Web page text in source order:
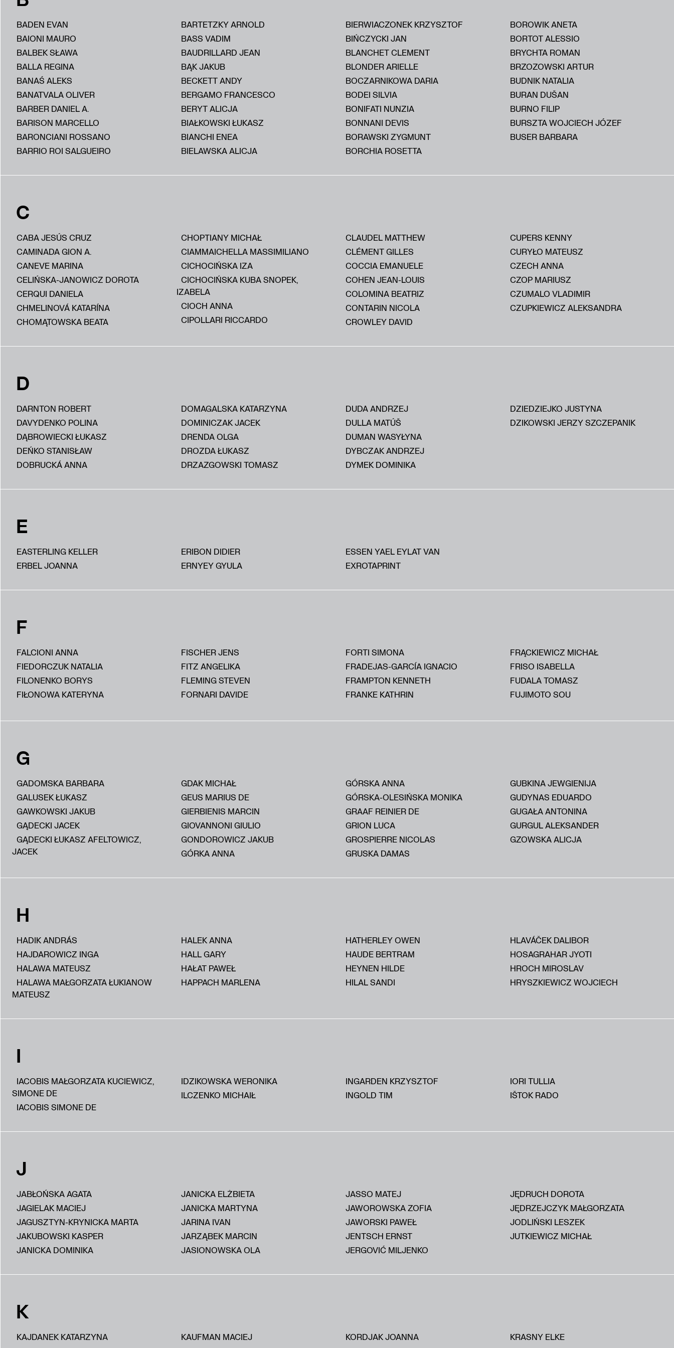
BADEN EVAN
BAIONI MAURO
BALBEK SŁAWA
BALLA REGINA
BANAŚ ALEKS
BANATVALA OLIVER
BARBER DANIEL A.
BARISON MARCELLO
BARONCIANI ROSSANO
BARRIO ROI SALGUEIRO
BARTETZKY ARNOLD
BASS VADIM
BAUDRILLARD JEAN
BĄK JAKUB
BECKETT ANDY
BERGAMO FRANCESCO
BERYT ALICJA
BIAŁKOWSKI ŁUKASZ
BIANCHI ENEA
BIELAWSKA ALICJA
BIERWIACZONEK KRZYSZTOF
BIŃCZYCKI JAN
BLANCHET CLEMENT
BLONDER ARIELLE
BOCZARNIKOWA DARIA
BODEI SILVIA
BONIFATI NUNZIA
BONNANI DEVIS
BORAWSKI ZYGMUNT
BORCHIA ROSETTA
BOROWIK ANETA
BORTOT ALESSIO
BRYCHTA ROMAN
BRZOZOWSKI ARTUR
BUDNIK NATALIA
BURAN DUŠAN
BURNO FILIP
BURSZTA WOJCIECH JÓZEF
BUSER BARBARA
C
CABA JESÚS CRUZ
CAMINADA GION A.
CANEVE MARINA
CELIŃSKA-JANOWICZ DOROTA
CERQUI DANIELA
CHMELINOVÁ KATARÍNA
CHOMĄTOWSKA BEATA
CHOPTIANY MICHAŁ
CIAMMAICHELLA MASSIMILIANO
CICHOCIŃSKA IZA
CICHOCIŃSKA KUBA SNOPEK,
IZABELA
CIOCH ANNA
CIPOLLARI RICCARDO
CLAUDEL MATTHEW
CLÉMENT GILLES
COCCIA EMANUELE
COHEN JEAN-LOUIS
COLOMINA BEATRIZ
CONTARIN NICOLA
CROWLEY DAVID
CUPERS KENNY
CURYŁO MATEUSZ
CZECH ANNA
CZOP MARIUSZ
CZUMALO VLADIMIR
CZUPKIEWICZ ALEKSANDRA
D
DARNTON ROBERT
DAVYDENKO POLINA
DĄBROWIECKI ŁUKASZ
DEŃKO STANISŁAW
DOBRUCKÁ ANNA
DOMAGALSKA KATARZYNA
DOMINICZAK JACEK
DRENDA OLGA
DROZDA ŁUKASZ
DRZAZGOWSKI TOMASZ
DUDA ANDRZEJ
DULLA MATÚŠ
DUMAN WASYŁYNA
DYBCZAK ANDRZEJ
DYMEK DOMINIKA
DZIEDZIEJKO JUSTYNA
DZIKOWSKI JERZY SZCZEPANIK
E
EASTERLING KELLER
ERBEL JOANNA
ERIBON DIDIER
ERNYEY GYULA
ESSEN YAEL EYLAT VAN
EXROTAPRINT
F
FALCIONI ANNA
FIEDORCZUK NATALIA
FILONENKO BORYS
FIŁONOWA KATERYNA
FISCHER JENS
FITZ ANGELIKA
FLEMING STEVEN
FORNARI DAVIDE
FORTI SIMONA
FRADEJAS-GARCÍA IGNACIO
FRAMPTON KENNETH
FRANKE KATHRIN
FRĄCKIEWICZ MICHAŁ
FRISO ISABELLA
FUDALA TOMASZ
FUJIMOTO SOU
G
GADOMSKA BARBARA
GALUSEK ŁUKASZ
GAWKOWSKI JAKUB
GĄDECKI JACEK
GĄDECKI ŁUKASZ AFELTOWICZ,
JACEK
GDAK MICHAŁ
GEUS MARIUS DE
GIERBIENIS MARCIN
GIOVANNONI GIULIO
GONDOROWICZ JAKUB
GÓRKA ANNA
GÓRSKA ANNA
GÓRSKA-OLESIŃSKA MONIKA
GRAAF REINIER DE
GRION LUCA
GROSPIERRE NICOLAS
GRUSKA DAMAS
GUBKINA JEWGIENIJA
GUDYNAS EDUARDO
GUGAŁA ANTONINA
GURGUL ALEKSANDER
GZOWSKA ALICJA
H
HADIK ANDRÁS
HAJDAROWICZ INGA
HALAWA MATEUSZ
HALAWA MAŁGORZATA ŁUKIANOW
MATEUSZ
HALEK ANNA
HALL GARY
HAŁAT PAWEŁ
HAPPACH MARLENA
HATHERLEY OWEN
HAUDE BERTRAM
HEYNEN HILDE
HILAL SANDI
HLAVÁČEK DALIBOR
HOSAGRAHAR JYOTI
HROCH MIROSLAV
HRYSZKIEWICZ WOJCIECH
I
IACOBIS MAŁGORZATA KUCIEWICZ,
SIMONE DE
IACOBIS SIMONE DE
IDZIKOWSKA WERONIKA
ILCZENKO MICHAIŁ
INGARDEN KRZYSZTOF
INGOLD TIM
IORI TULLIA
IŠTOK RADO
J
JABŁOŃSKA AGATA
JAGIELAK MACIEJ
JAGUSZTYN-KRYNICKA MARTA
JAKUBOWSKI KASPER
JANICKA DOMINIKA
JANICKA ELŻBIETA
JANICKA MARTYNA
JARINA IVAN
JARZĄBEK MARCIN
JASIONOWSKA OLA
JASSO MATEJ
JAWOROWSKA ZOFIA
JAWORSKI PAWEŁ
JENTSCH ERNST
JERGOVIĆ MILJENKO
JĘDRUCH DOROTA
JĘDRZEJCZYK MAŁGORZATA
JODLIŃSKI LESZEK
JUTKIEWICZ MICHAŁ
K
KAJDANEK KATARZYNA
KAUFMAN MACIEJ
KORDJAK JOANNA
KRASNY ELKE